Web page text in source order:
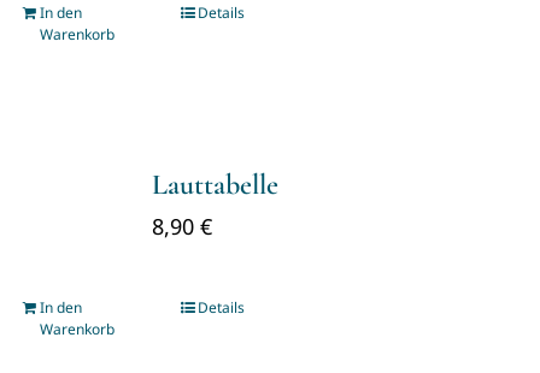
In den
Warenkorb
Details
Lauttabelle
8,90 €
In den
Warenkorb
Details